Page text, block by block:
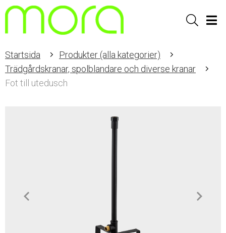
Sök
Startsida
Produkter (alla kategorier)
Trädgårdskranar, spolblandare och diverse kranar
Fot till utedusch